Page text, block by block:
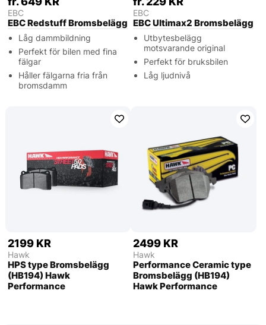
EBC
EBC Redstuff Bromsbelägg
Låg dammbildning
Perfekt för bilen med fina
fälgar
Håller fälgarna fria från
bromsdamm
EBC
EBC Ultimax2 Bromsbelägg
Utbytesbelägg
motsvarande original
Perfekt för bruksbilen
Låg ljudnivå
2199 KR
Hawk
HPS type Bromsbelägg
(HB194) Hawk
Performance
2499 KR
Hawk
Performance Ceramic type
Bromsbelägg (HB194)
Hawk Performance